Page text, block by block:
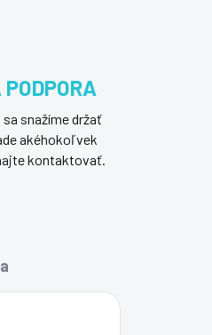
snažíme držať
akéhokoľvek
kontaktovať.